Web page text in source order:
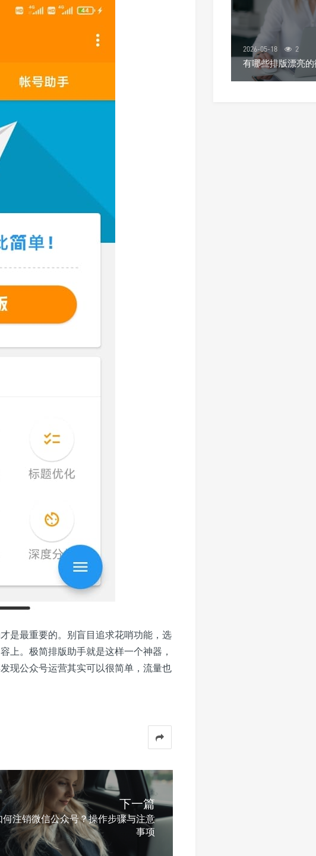
是最重要的。别盲目追求花哨功能，选
上。极简排版助手就是这样一个神器，
现公众号运营其实可以很简单，流量也
下一篇
何注销微信公众号？操作步骤与注意
事项
2026-05-18 2
有哪些排版漂亮的